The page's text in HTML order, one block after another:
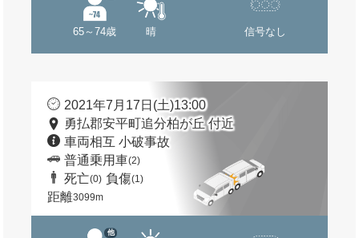
65～74歳 晴 信号なし
2021年7月17日(土)13:00
勇払郡安平町追分柏が丘 付近
車両相互 小破事故
普通乗用車(2)
死亡(0) 負傷(1)
距離3099m
他